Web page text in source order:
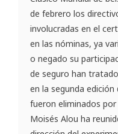
de febrero los
involucradas en el
en las nóminas, ya
o negado su
de seguro han
en la segunda edición
fueron eliminados
Moisés Alou ha